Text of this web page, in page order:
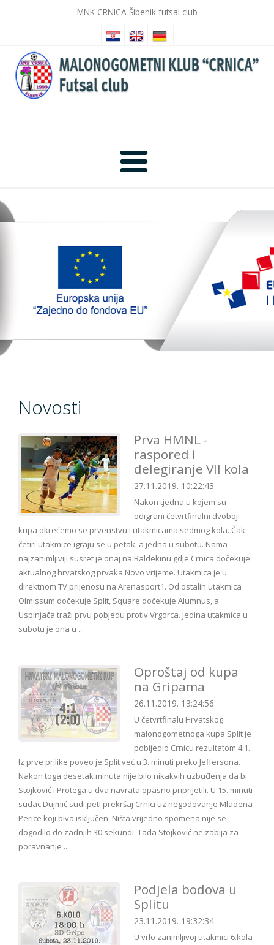
MNK CRNICA Šibenik futsal club
TopTim liga 29-10-2023
Novosti
Prva HMNL -
raspored i
delegiranje VII kola
27.11.2019. 10:22:43
Nakon tjedna u kojem su
odigrani četvrtfinalni dvoboji
kupa okrećemo se prvenstvu i utakmicama sedmog kola. Čak
četiri utakmice igraju se u petak, a jedna u subotu. Nama
najzanimljiviji susret je onaj na Baldekinu gdje Crnica dočekuje
aktualnog hrvatskog prvaka Novo vrijeme. Utakmica je u
direktnom TV prijenosu na Arenasport1. Od ostalih utakmica
Olmissum dočekuje Split, Square dočekuje Alumnus, a
Uspinjača traži prvu pobjedu protiv Vrgorca. Jedina utakmica u
subotu je ona u ...
Oproštaj od kupa
na Gripama
26.11.2019. 13:24:56
U četvrtfinalu Hrvatskog
malonogometnoga kupa Split je
pobijedio Crnicu rezultatom 4:1.
Iz prve prilike poveo je Split već u 3. minuti preko Jeffersona.
Nakon toga desetak minuta nije bilo nikakvih uzbuđenja da bi
Stojković i Protega u dva navrata opasno priprijetili. U 15. minuti
sudac Dujmić sudi peti prekršaj Crnici uz negodovanje Mladena
Perice koji biva isključen. Ništa vrijedno spomena nije se
dogodilo do zadnjih 30 sekundi. Tada Stojković ne zabija za
poravnanje ...
Podjela bodova u
Splitu
23.11.2019. 19:32:34
U vrlo zanimljivoj utakmici 6.kola